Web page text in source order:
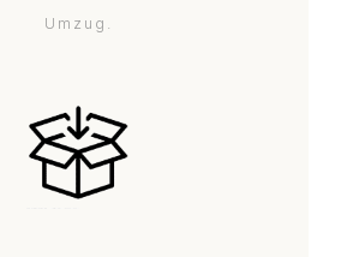
Umzug.